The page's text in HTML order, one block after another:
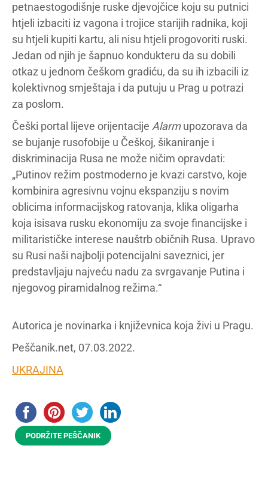
petnaestogodišnje ruske djevojčice koju su putnici
htjeli izbaciti iz vagona i trojice starijih radnika, koji
su htjeli kupiti kartu, ali nisu htjeli progovoriti ruski.
Jedan od njih je šapnuo kondukteru da su dobili
otkaz u jednom češkom gradiću, da su ih izbacili iz
kolektivnog smještaja i da putuju u Prag u potrazi
za poslom.
Češki portal lijeve orijentacije Alarmupozorava da
se bujanje rusofobije u Češkoj, šikaniranje i
diskriminacija Rusa ne može ničim opravdati:
„Putinov režim postmoderno je kvazi carstvo, koje
kombinira agresivnu vojnu ekspanziju s novim
oblicima informacijskog ratovanja, klika oligarha
koja isisava rusku ekonomiju za svoje financijske i
militarističke interese nauštrb običnih Rusa. Upravo
su Rusi naši najbolji potencijalni saveznici, jer
predstavljaju najveću nadu za svrgavanje Putina i
njegovog piramidalnog režima.“
Autorica je novinarka i književnica koja živi u Pragu.
Peščanik.net, 07.03.2022.
UKRAJINA
PODRŽITE PEŠČANIK